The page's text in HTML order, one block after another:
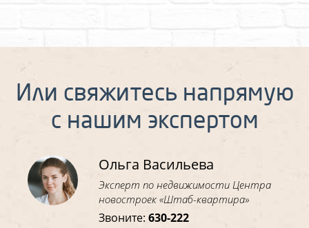
Или свяжитесь напрямую
с нашим экспертом
Ольга Васильева
Эксперт по недвижимости Центра
новостроек «Штаб-квартира»
Звоните:630-222